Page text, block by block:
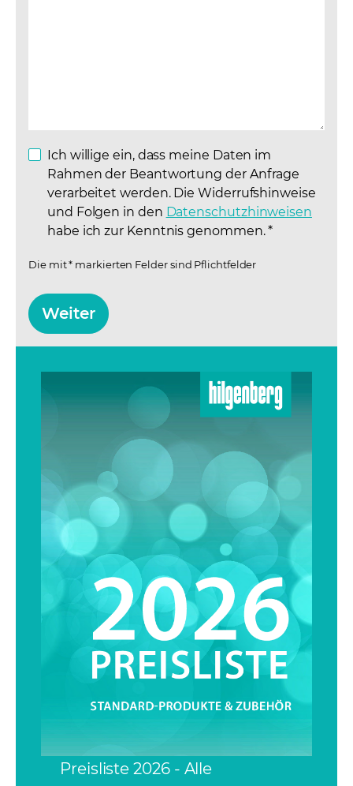
Ich willige ein, dass meine Daten im
Rahmen der Beantwortung der Anfrage
verarbeitet werden. Die Widerrufshinweise
und Folgen in den Datenschutzhinweisen
habe ich zur Kenntnis genommen.*
Die mit * markierten Felder sind Pflichtfelder
Weiter
Preisliste 2026 - Alle